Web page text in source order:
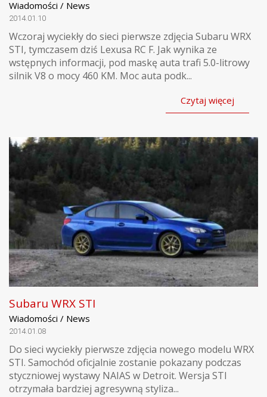
Wiadomości / News
2014.01.10
Wczoraj wyciekły do sieci pierwsze zdjęcia Subaru WRX
STI, tymczasem dziś Lexusa RC F. Jak wynika ze
wstępnych informacji, pod maskę auta trafi 5.0-litrowy
silnik V8 o mocy 460 KM. Moc auta podk...
Czytaj więcej
Subaru WRX STI
Wiadomości / News
2014.01.08
Do sieci wyciekły pierwsze zdjęcia nowego modelu WRX
STI. Samochód oficjalnie zostanie pokazany podczas
styczniowej wystawy NAIAS w Detroit. Wersja STI
otrzymała bardziej agresywną styliza...